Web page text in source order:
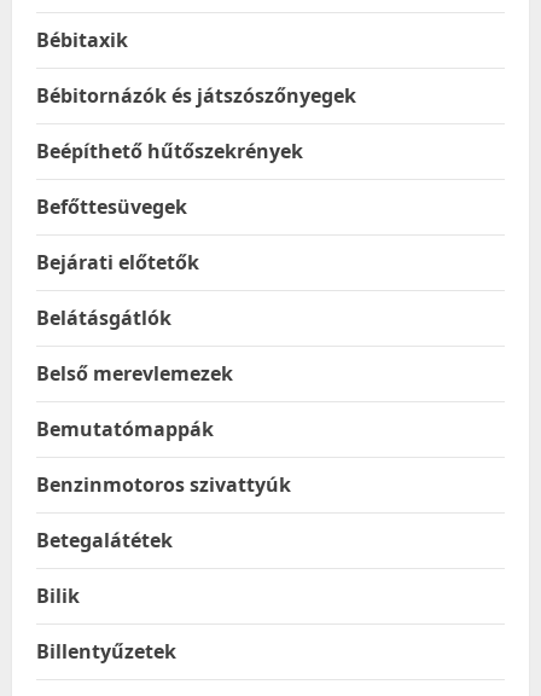
Bébitaxik
Bébitornázók és játszószőnyegek
Beépíthető hűtőszekrények
Befőttesüvegek
Bejárati előtetők
Belátásgátlók
Belső merevlemezek
Bemutatómappák
Benzinmotoros szivattyúk
Betegalátétek
Bilik
Billentyűzetek